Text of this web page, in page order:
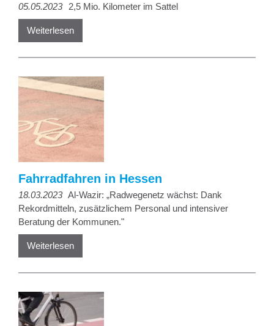
05.05.2023 2,5 Mio. Kilometer im Sattel
Weiterlesen
Fahrradfahren in Hessen
18.03.2023 Al-Wazir: „Radwegenetz wächst: Dank
Rekordmitteln, zusätzlichem Personal und intensiver
Beratung der Kommunen."
Weiterlesen